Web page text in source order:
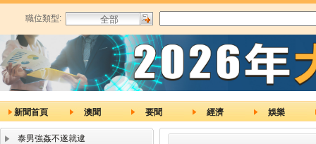
職位類型:
新聞首頁 澳聞 要聞 經濟 娛樂
泰男強姦不遂就逮